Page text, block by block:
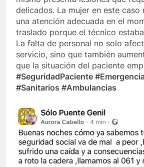
delicados. La mujer en este
una atención adecuada en el
traslado porque el técnico
La falta de personal no solo
servicio, sino que también
que la situación del paciente
#SeguridadPaciente
#Sanitarios #Ambulancias